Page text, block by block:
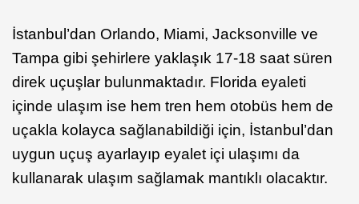
İstanbul’dan Orlando, Miami, Jacksonville ve
Tampa gibi şehirlere yaklaşık 17-18 saat süren
direk uçuşlar bulunmaktadır. Florida eyaleti
içinde ulaşım ise hem tren hem otobüs hem de
uçakla kolayca sağlanabildiği için, İstanbul’dan
uygun uçuş ayarlayıp eyalet içi ulaşımı da
kullanarak ulaşım sağlamak mantıklı olacaktır.